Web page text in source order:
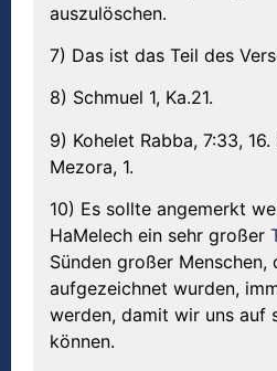
auszulöschen.
7) Das ist das Teil des
8) Schmuel 1, Ka.21.
9) Kohelet Rabba, 7:33,
Mezora, 1.
10) Es sollte angemerkt
HaMelech ein sehr großer
Sünden großer Menschen,
aufgezeichnet wurden,
werden, damit wir uns auf
können.